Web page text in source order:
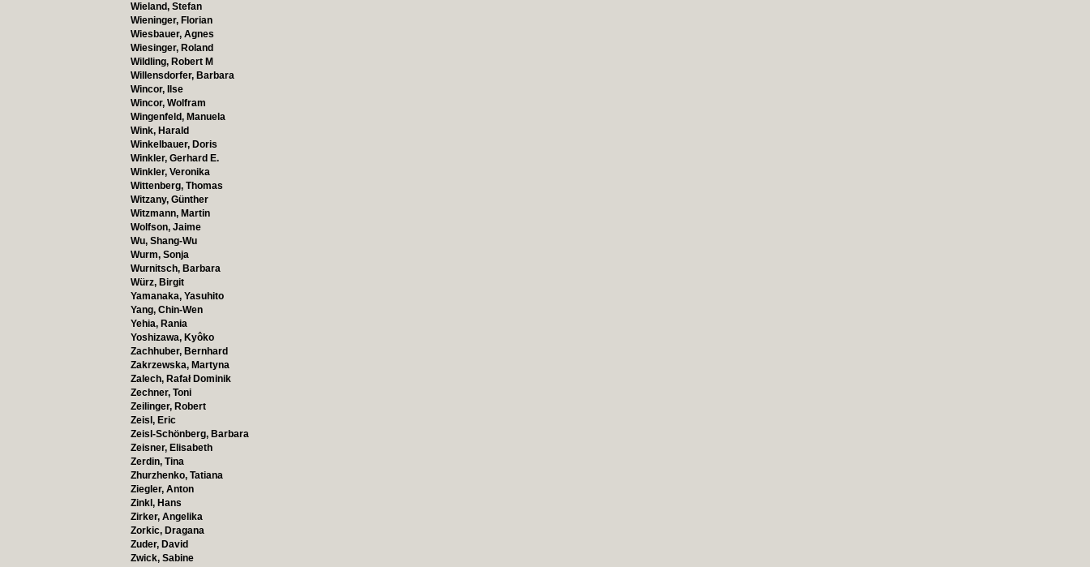
Wieland, Stefan
Wieninger, Florian
Wiesbauer, Agnes
Wiesinger, Roland
Wildling, Robert M
Willensdorfer, Barbara
Wincor, Ilse
Wincor, Wolfram
Wingenfeld, Manuela
Wink, Harald
Winkelbauer, Doris
Winkler, Gerhard E.
Winkler, Veronika
Wittenberg, Thomas
Witzany, Günther
Witzmann, Martin
Wolfson, Jaime
Wu, Shang-Wu
Wurm, Sonja
Wurnitsch, Barbara
Würz, Birgit
Yamanaka, Yasuhito
Yang, Chin-Wen
Yehia, Rania
Yoshizawa, Kyôko
Zachhuber, Bernhard
Zakrzewska, Martyna
Zalech, Rafał Dominik
Zechner, Toni
Zeilinger, Robert
Zeisl, Eric
Zeisl-Schönberg, Barbara
Zeisner, Elisabeth
Zerdin, Tina
Zhurzhenko, Tatiana
Ziegler, Anton
Zinkl, Hans
Zirker, Angelika
Zorkic, Dragana
Zuder, David
Zwick, Sabine